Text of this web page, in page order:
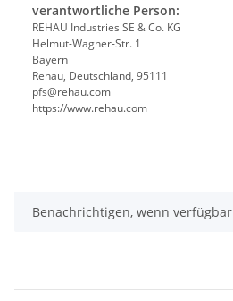
verantwortliche Person:
REHAU Industries SE & Co. KG
Helmut-Wagner-Str. 1
Bayern
Rehau, Deutschland, 95111
pfs@rehau.com
https://www.rehau.com
Benachrichtigen, wenn verfügbar